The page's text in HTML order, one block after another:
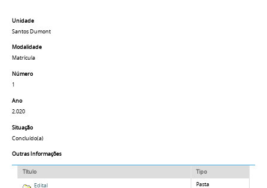
Unidade
Santos Dumont
Modalidade
Matrícula
Número
1
Ano
2.020
Situação
Concluído(a)
Outras Informações
Título
Tipo
Edital
Pasta